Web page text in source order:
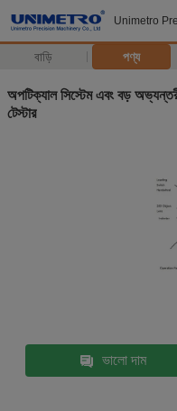
Unimetro
বাড়ি পণ্য
অপটিক্যাল সিস্টেম এবং বড়
টেস্টার
ভালো দাম